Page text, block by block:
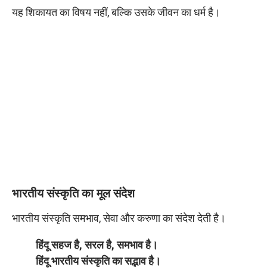
यह शिकायत का विषय नहीं, बल्कि उसके जीवन का धर्म है।
भारतीय संस्कृति का मूल संदेश
भारतीय संस्कृति समभाव, सेवा और करुणा का संदेश देती है।
हिंदू सहज है, सरल है, समभाव है।
हिंदू भारतीय संस्कृति का सद्भाव है।